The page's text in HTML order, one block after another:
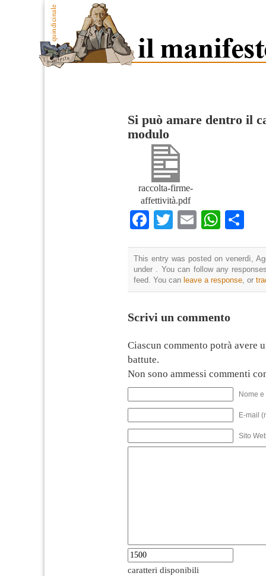
Si può amare dentro il
modulo
raccolta-firme-
affettività.pdf
Facebook
TwitterEmail
This entry was posted on venerdì,
under . You can follow any
feed. You can leave a response, or
Scrivi un commento
Ciascun commento potrà avere
battute.
Non sono ammessi commenti
Nome
E-mail
Sito
caratteri disponibili